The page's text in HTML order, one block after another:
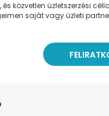
közvetlen üzletszerzési
saját vagy üzleti